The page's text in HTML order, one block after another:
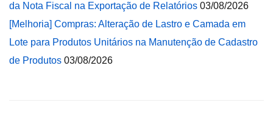
da Nota Fiscal na Exportação de Relatórios 03/08/2026
[Melhoria] Compras: Alteração de Lastro e Camada em
Lote para Produtos Unitários na Manutenção de Cadastro
de Produtos 03/08/2026